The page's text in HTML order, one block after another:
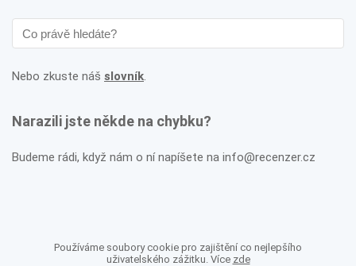
Nebo zkuste náš slovník.
Narazili jste někde na chybku?
Budeme rádi, když nám o ní napíšete na info@recenzer.cz
Používáme soubory cookie pro zajištění co nejlepšího
uživatelského zážitku. Více zde